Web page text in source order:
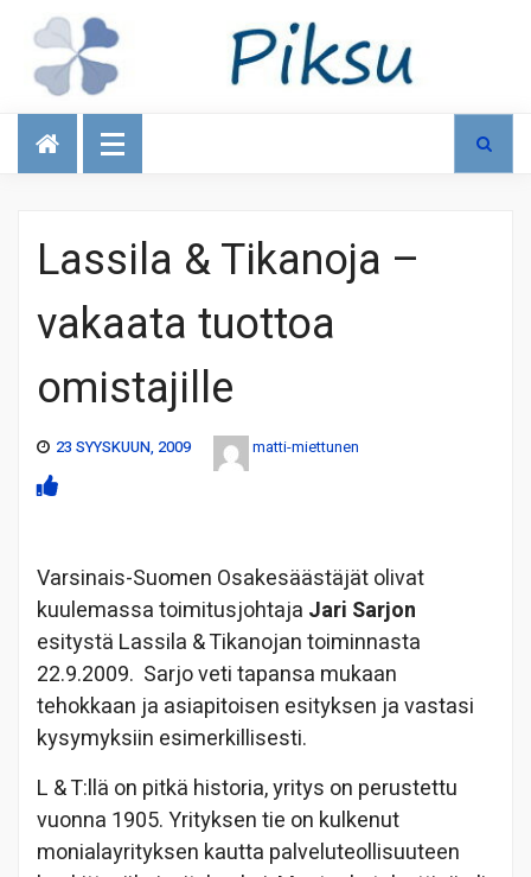
Talous
Lassila & Tikanoja –
vakaata tuottoa
omistajille
23 SYYSKUUN, 2009 matti-miettunen
Varsinais-Suomen Osakesäästäjät olivat
kuulemassa toimitusjohtaja Jari Sarjon
esitystä Lassila & Tikanojan toiminnasta
22.9.2009. Sarjo veti tapansa mukaan
tehokkaan ja asiapitoisen esityksen ja vastasi
kysymyksiin esimerkillisesti.
L & T:llä on pitkä historia, yritys on perustettu
vuonna 1905. Yrityksen tie on kulkenut
monialayrityksen kautta palveluteollisuuteen